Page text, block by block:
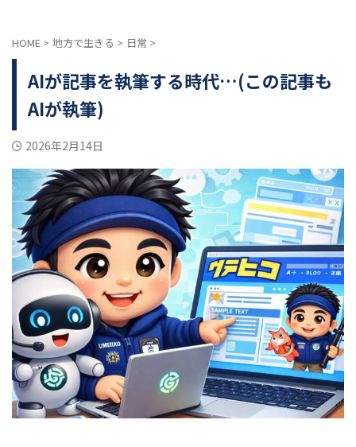
HOME > 地方で生きる > 日常 >
AIが記事を執筆する時代…(この記事も
AIが執筆)
2026年2月14日